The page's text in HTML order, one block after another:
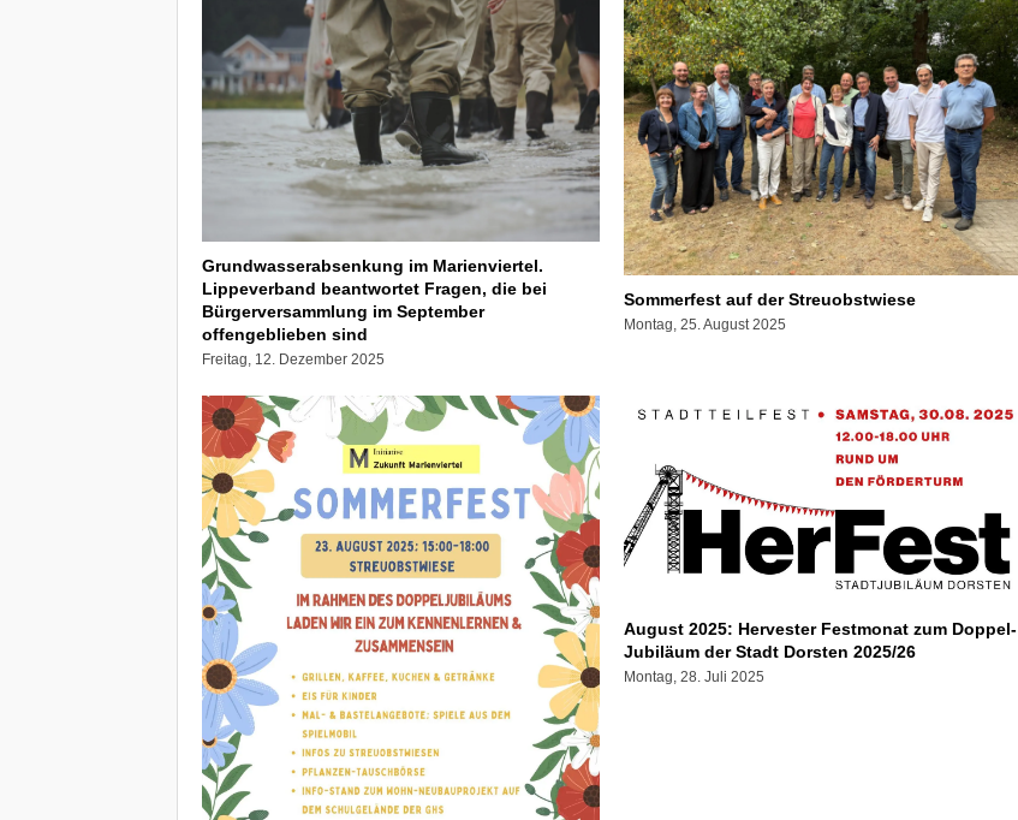
Grundwasserabsenkung im Marienviertel.
Lippeverband beantwortet Fragen, die bei
Bürgerversammlung im September
offengeblieben sind
Freitag, 12. Dezember 2025
Sommerfest auf der Streuobstwiese
Montag, 25. August 2025
August 2025: Hervester Festmonat zum Doppel-
Jubiläum der Stadt Dorsten 2025/26
Montag, 28. Juli 2025